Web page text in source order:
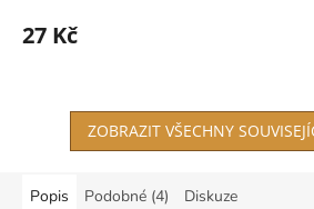
produktu
je
hvězdiček.
27 Kč
ZOBRAZIT VŠECHNY
Popis Podobné (4) Diskuze